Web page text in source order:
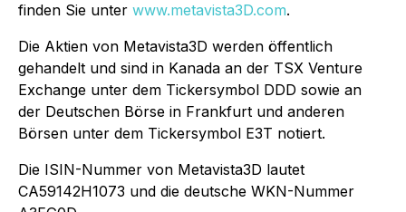
finden Sie unter www.metavista3D.com.
Die Aktien von Metavista3D werden öffentlich
gehandelt und sind in Kanada an der TSX Venture
Exchange unter dem Tickersymbol DDD sowie an
der Deutschen Börse in Frankfurt und anderen
Börsen unter dem Tickersymbol E3T notiert.
Die ISIN-Nummer von Metavista3D lautet
CA59142H1073 und die deutsche WKN-Nummer